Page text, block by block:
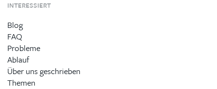
INTERESSIERT
Blog
FAQ
Probleme
Ablauf
Über uns geschrieben
Themen